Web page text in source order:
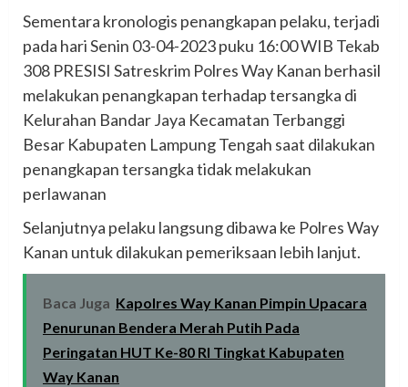
Sementara kronologis penangkapan pelaku, terjadi
pada hari Senin 03-04-2023 puku 16:00 WIB Tekab
308 PRESISI Satreskrim Polres Way Kanan berhasil
melakukan penangkapan terhadap tersangka di
Kelurahan Bandar Jaya Kecamatan Terbanggi
Besar Kabupaten Lampung Tengah saat dilakukan
penangkapan tersangka tidak melakukan
perlawanan
Selanjutnya pelaku langsung dibawa ke Polres Way
Kanan untuk dilakukan pemeriksaan lebih lanjut.
Baca Juga Kapolres Way Kanan Pimpin Upacara
Penurunan Bendera Merah Putih Pada
Peringatan HUT Ke-80 RI Tingkat Kabupaten
Way Kanan